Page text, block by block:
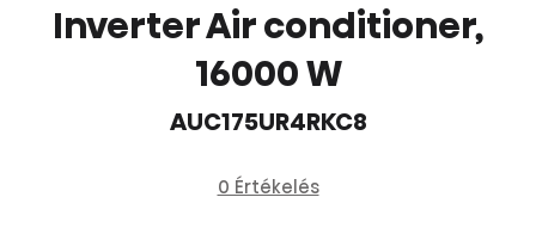
Inverter Air conditioner,
16000 W
AUC175UR4RKC8
0 Értékelés